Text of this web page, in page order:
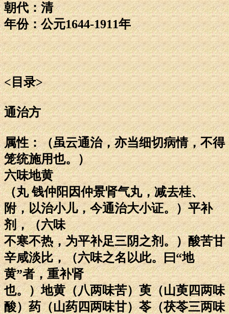
朝代：清
年份：公元1644-1911年
<目录>
通治方
属性：（虽云通治，亦当细切病情，不得
笼统施用也。）
六味地黄
（丸 钱仲阳因仲景肾气丸，减去桂、
附，以治小儿，今通治大小证。）平补
剂，（六味
不寒不热，为平补足三阴之剂。）酸苦甘
辛咸淡比，（六味之名以此。曰“地
黄”者，重补肾
也。）地黄（八两味苦）萸（山萸四两味
酸）药（山药四两味甘）苓（茯苓三两味